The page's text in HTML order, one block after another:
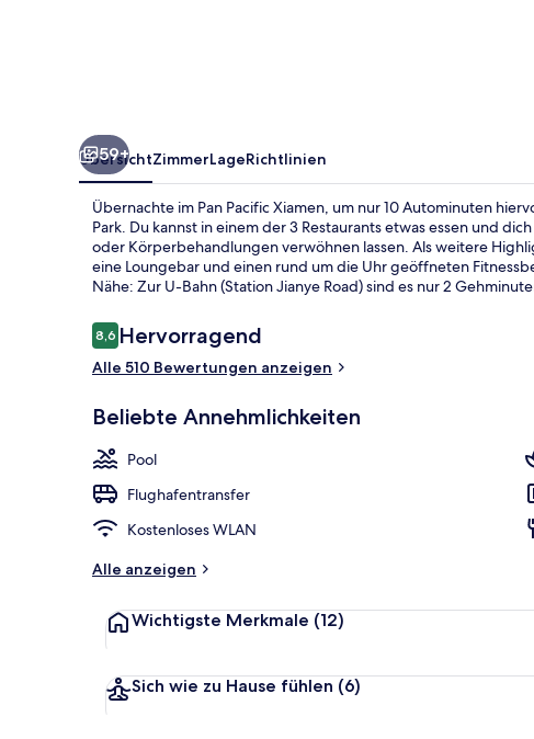
59+
ÜbersichtZimmerLageRichtlinien
Übernachte im Pan Pacific Xiamen, um nur 10 Autominuten
Park. Du kannst in einem der 3 Restaurants etwas essen und
oder Körperbehandlungen verwöhnen lassen. Als weitere
eine Loungebar und einen rund um die Uhr geöffneten
Nähe: Zur U-Bahn (Station Jianye Road) sind es nur 2
Bewertungen
8,68,6 von 10.
Hervorragend
Alle 510 Bewertungen anzeigen
Beliebte Annehmlichkeiten
Pool
Flughafentransfer
Kostenloses WLAN
Alle anzeigen
Wichtigste Merkmale (12)
Sich wie zu Hause fühlen (6)